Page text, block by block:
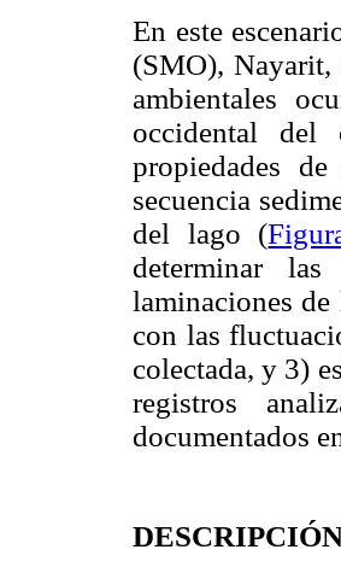
En este
(SMO), Nayarit,
ambientales
occidental del
propiedades
secuencia
del lago (
determinar
laminaciones
con las
colectada, y 3)
registros
documentados